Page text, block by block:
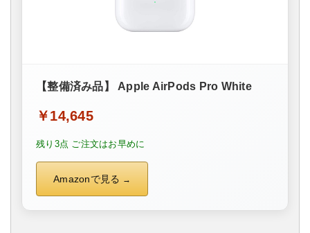
【整備済み品】 Apple AirPods Pro White
￥14,645
残り3点 ご注文はお早めに
Amazonで見る